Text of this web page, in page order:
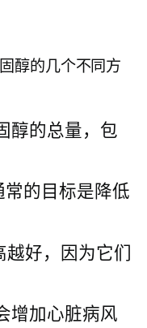
醇的几个不同方
醇的总量，包
常的目标是降低
越好，因为它们
增加心脏病风